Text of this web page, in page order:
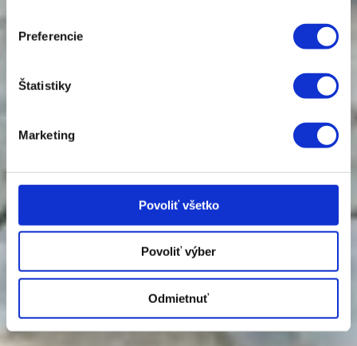
Preferencie
Štatistiky
Marketing
Povoliť všetko
Povoliť výber
Odmietnuť
technologického lídra spájajúceho inovatívnu
Kompaktný dizajn a najširšia kabína
v kategórii zaručujú špičkový výkon a komfort.
Pozrieť modely
Pozrieť príslušenstvo